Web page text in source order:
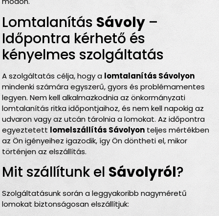
Lomtalanítás Sávoly –
Időpontra kérhető és
kényelmes szolgáltatás
A szolgáltatás célja, hogy a lomtalanítás Sávolyon
mindenki számára egyszerű, gyors és problémamentes
legyen. Nem kell alkalmazkodnia az önkormányzati
lomtalanítás ritka időpontjaihoz, és nem kell napokig az
udvaron vagy az utcán tárolnia a lomokat. Az időpontra
egyeztetett lomelszállítás Sávolyon teljes mértékben
az Ön igényeihez igazodik, így Ön döntheti el, mikor
történjen az elszállítás.
Mit szállítunk el Sávolyról?
Szolgáltatásunk során a leggyakoribb nagyméretű
lomokat biztonságosan elszállítjuk: